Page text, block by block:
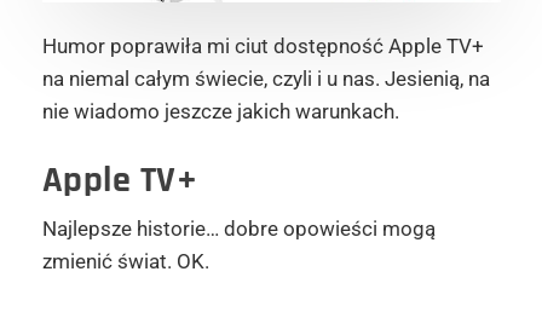
Humor poprawiła mi ciut dostępność Apple TV+
na niemal całym świecie, czyli i u nas. Jesienią, na
nie wiadomo jeszcze jakich warunkach.
Apple TV+
Najlepsze historie… dobre opowieści mogą
zmienić świat. OK.